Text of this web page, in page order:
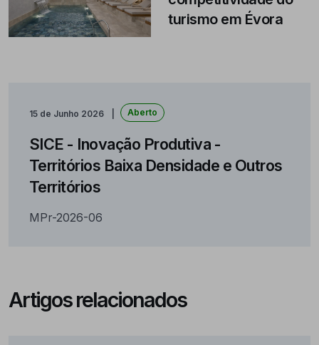
turismo em Évora
15 de Junho 2026 Aberto
SICE - Inovação Produtiva -
Territórios Baixa Densidade e Outros
Territórios
MPr-2026-06
Artigos relacionados